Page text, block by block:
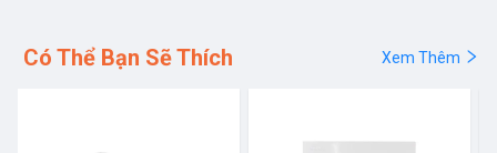
Có Thể Bạn Sẽ Thích Xem Thêm